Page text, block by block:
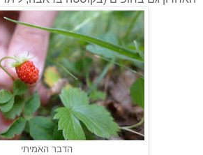
הדבר האמיתי